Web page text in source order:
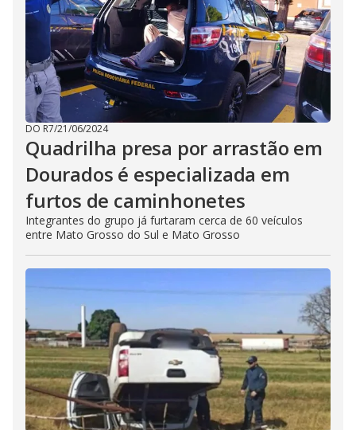
DO R7/21/06/2024
Quadrilha presa por arrastão em
Dourados é especializada em
furtos de caminhonetes
Integrantes do grupo já furtaram cerca de 60 veículos
entre Mato Grosso do Sul e Mato Grosso